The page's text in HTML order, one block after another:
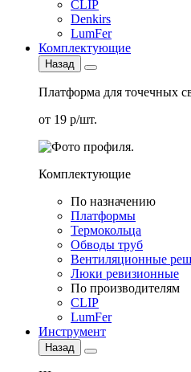
CLIP
Denkirs
LumFer
Комплектующие
Назад
Платформа для точечных
от 19 р/шт.
Комплектующие
По назначению
Платформы
Термокольца
Обводы труб
Вентиляционные
Люки ревизионные
По производителям
CLIP
LumFer
Инструмент
Назад